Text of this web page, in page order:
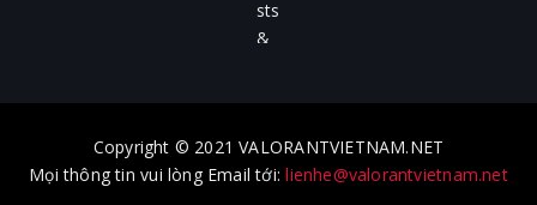
Copyright © 2021 VALORANTVIETNAM.NET
Mọi thông tin vui lòng Email tới:lienhe@valorantvietnam.net